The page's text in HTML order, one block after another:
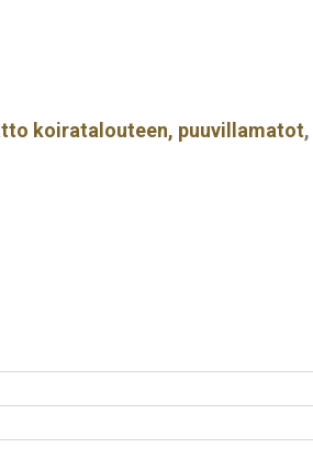
koiratalouteen, puuvillamatot,